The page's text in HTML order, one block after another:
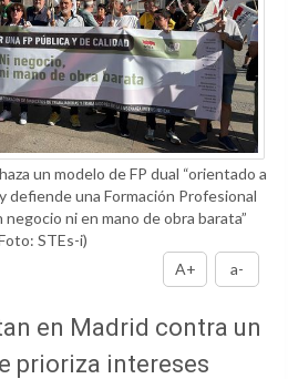
un modelo de FP dual “orientado a
defiende una Formación Profesional
ni en mano de obra barata”
STEs-i)
A+
a-
en Madrid contra un
prioriza intereses